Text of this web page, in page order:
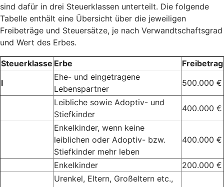
sind dafür in drei Steuerklassen unterteilt. Die folgende
Tabelle enthält eine Übersicht über die jeweiligen
Freibeträge und Steuersätze, je nach Verwandtschaftsgrad
und Wert des Erbes.
Steuerklasse Erbe
Freibetrag
I
Ehe- und eingetragene
Lebenspartner
500.000 €
Leibliche sowie Adoptiv- und
Stiefkinder
400.000 €
Enkelkinder, wenn keine
leiblichen oder Adoptiv- bzw.
Stiefkinder mehr leben
400.000 €
Enkelkinder
200.000 €
Urenkel, Eltern, Großeltern etc.,